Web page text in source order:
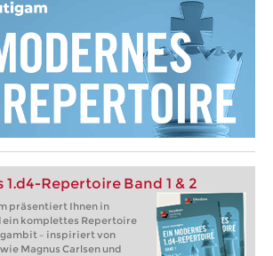
Repertoire Band 1 & 2
präsentiert Ihnen in
ein komplettes Repertoire
– inspiriert von
Magnus Carlsen und